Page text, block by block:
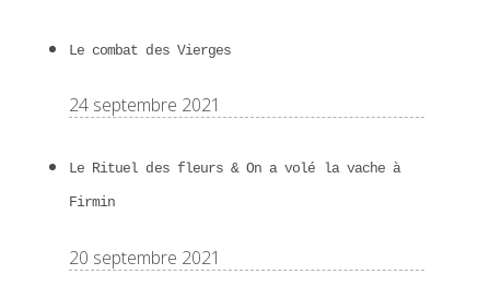
Le combat des Vierges
24 septembre 2021
Le Rituel des fleurs & On a volé la vache à
Firmin
20 septembre 2021